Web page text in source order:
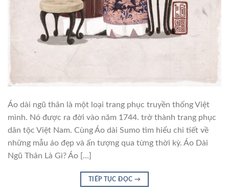
Áo dài ngũ thân là một loại trang phục truyền thống Việt
mình. Nó được ra đời vào năm 1744. trở thành trang phục
dân tộc Việt Nam. Cùng Áo dài Sumo tìm hiểu chi tiết về
những mẫu áo đẹp và ấn tượng qua từng thời kỳ. Áo Dài
Ngũ Thân Là Gì? Áo […]
TIẾP TỤC ĐỌC →